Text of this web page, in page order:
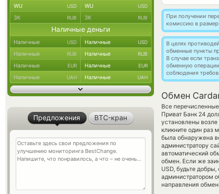
При получении
комиссию в
В целях
обменные пункты
В случае если
обменную
соблюдения
Обмен
Все
Приват Банк 24
установлены
кликните один раз
была обнаружена
администратору
автоматический
обмен. Если же
USD, будьте
администратором
направления
WU USD WU USD
ЗК RUB ЗК RUB
Наличные деньги
Наличные USD Наличные USD
Наличные RUB Наличные RUB
Наличные EUR Наличные EUR
Наличные UAH Наличные UAH
Предложения BTC-кран